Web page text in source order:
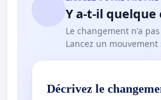
Y a-t-il quelque
Le changement n'a
Lancez un
Décrivez le